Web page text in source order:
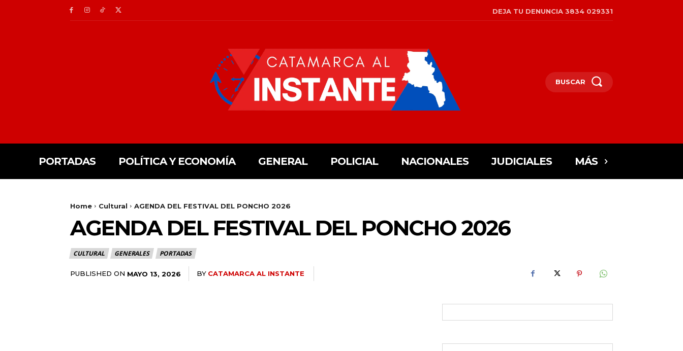
DEJA TU DENUNCIA 3834 029331
BUSCAR
PORTADAS POLÍTICA Y ECONOMÍA GENERAL POLICIAL NACIONALES JUDICIALES MÁS
Home Cultural AGENDA DEL FESTIVAL DEL PONCHO 2026
AGENDA DEL FESTIVAL DEL PONCHO 2026
CULTURAL GENERALES PORTADAS
PUBLISHED ON MAYO 13, 2026 BY CATAMARCA AL INSTANTE